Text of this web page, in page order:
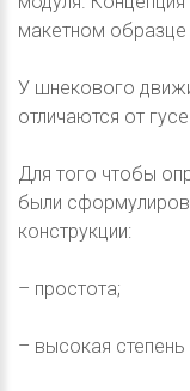
макетном образце
У шнекового
отличаются от
Для того чтобы
были
конструкции:
– простота;
– высокая